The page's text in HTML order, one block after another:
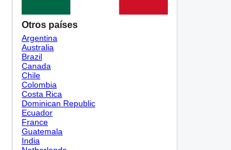
Otros países
Argentina
Australia
Brazil
Canada
Chile
Colombia
Costa Rica
Dominican Republic
Ecuador
France
Guatemala
India